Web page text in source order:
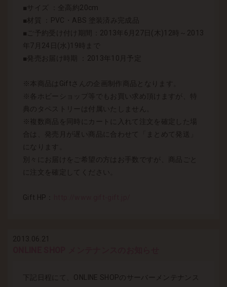
■サイズ ：全高約20cm
■材質 ：PVC・ABS 塗装済み完成品
■ご予約受け付け期間：2013年6月27日(木)12時～2013
年7月24日(水)19時まで
■発売お届け時期 ：2013年10月予定
※本商品はGiftさんの企画制作商品となります。
※各ホビーショップ等でもお買い求め頂けますが、特
典のタペストリーは付属いたしません。
※複数商品を同時にカートに入れて注文を確定した場
合は、発売月が遅い商品に合わせて「まとめて発送」
になります。
別々にお届けをご希望の方はお手数ですが、商品ごと
に注文を確定してください。
Gift HP：
2013.06.21
下記日程にて、ONLINE SHOPのサーバーメンテナンス